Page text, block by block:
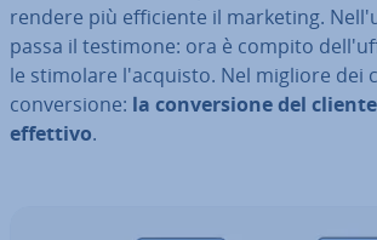
rendere più ef­fi­cien­te il marketing.
passa il testimone: ora è compito
le stimolare l'ac­qui­sto. Nel migliore dei
con­ver­sio­ne: la con­ver­sio­ne del
effettivo.